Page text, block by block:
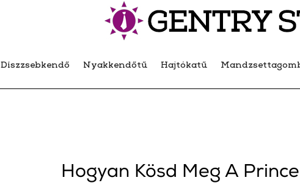
Díszzsebkendő Nyakkendőtű Hajtókatű
Hogyan Kösd Meg A